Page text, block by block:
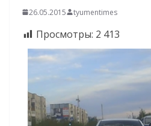
26.05.2015 tyumentimes
Просмотры: 2 413